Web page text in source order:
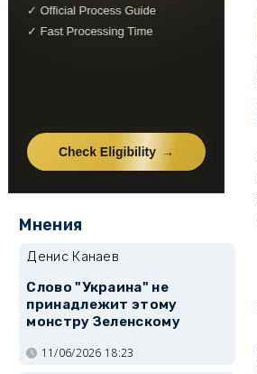
Мнения
Денис Канаев
Слово "Украина" не
принадлежит этому
монстру Зеленскому
11/06/2026 18:23